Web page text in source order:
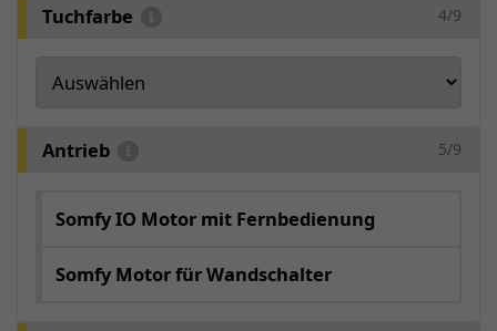
Tuchfarbe 4/9
Antrieb 5/9
Somfy IO Motor mit Fernbedienung
Somfy Motor für Wandschalter